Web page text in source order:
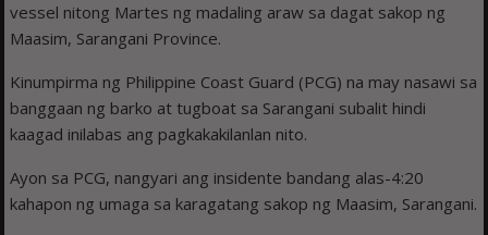
vessel nitong Martes ng madaling araw sa dagat sakop ng
Maasim, Sarangani Province.
Kinumpirma ng Philippine Coast Guard (PCG) na may nasawi sa
banggaan ng barko at tugboat sa Sarangani subalit hindi
kaagad inilabas ang pagkakakilanlan nito.
Ayon sa PCG, nangyari ang insidente bandang alas-4:20
kahapon ng umaga sa karagatang sakop ng Maasim, Sarangani.